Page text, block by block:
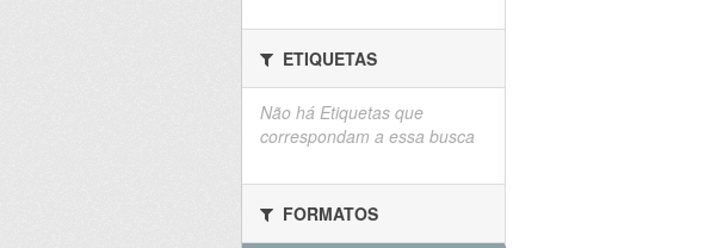
ETIQUETAS
Não há Etiquetas que
correspondam a essa busca
FORMATOS